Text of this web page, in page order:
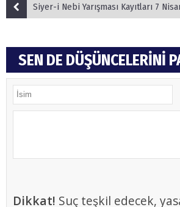
Siyer-i Nebi Yarışması Kayıtları 7 Nisan’a Kadar
SEN DE DÜŞÜNCELERİNİ
Dikkat! Suç teşkil edecek,